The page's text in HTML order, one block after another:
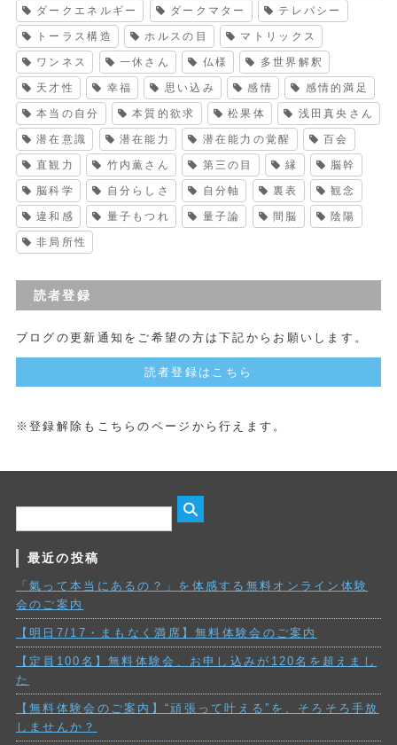
ダークエネルギー ダークマター テレパシー
トーラス構造 ホルスの目 マトリックス
ワンネス 一休さん 仏様 多世界解釈
天才性 幸福 思い込み 感情 感情的満足
本当の自分 本質的欲求 松果体 浅田真央さん
潜在意識 潜在能力 潜在能力の覚醒 百会
直観力 竹内薫さん 第三の目 縁 脳幹
脳科学 自分らしさ 自分軸 裏表 観念
違和感 量子もつれ 量子論 間脳 陰陽
非局所性
読者登録
ブログの更新通知をご希望の方は下記からお願いします。
読者登録はこちら
※登録解除もこちらのページから行えます。
最近の投稿
「氣って本当にあるの？」を体感する無料オンライン体験
会のご案内
【明日7/17・まもなく満席】無料体験会のご案内
【定員100名】無料体験会、お申し込みが120名を超えまし
た
【無料体験会のご案内】“頑張って叶える”を、そろそろ手放
しませんか？